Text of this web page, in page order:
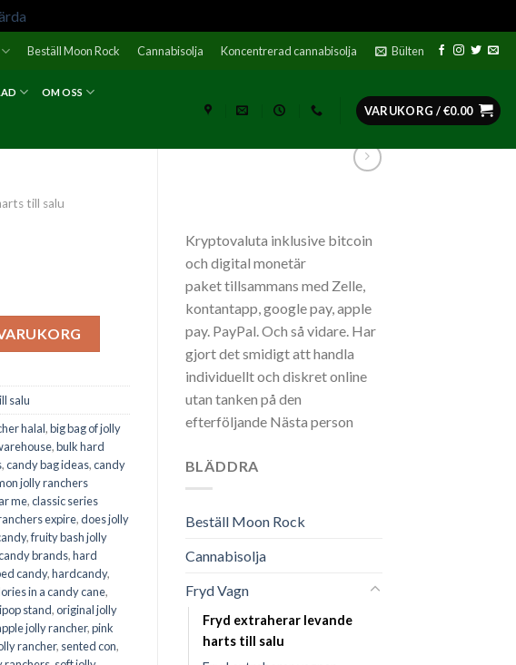
Beställ Moon Rock Cannabisolja Koncentrerad cannabisolja Bülten
OM OSS
VARUKORG /€0.00
Kryptovaluta inklusive bitcoin
och digital monetär
paket tillsammans med Zelle,
kontantapp, google pay, apple
pay. PayPal. Och så vidare. Har
gjort det smidigt att handla
individuellt och diskret online
utan tanken på den
efterföljande Nästa person
BLÄDDRA
Beställ Moon Rock
Cannabisolja
Fryd Vagn
Fryd extraherar levande
harts till salu
till salu
salu
halal,big bag of jolly
,bulk hard
,candy bag ideas,candy
jolly ranchers
me,classic series
expire,does jolly
,fruity bash jolly
brands,hard
candy,hardcandy,
in a candy cane,
stand,original jolly
jolly rancher,pink
rancher, sented con,